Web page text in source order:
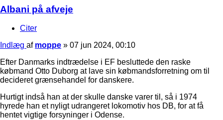
Albani på afveje
Citer
Indlæg af moppe » 07 jun 2024, 00:10
Efter Danmarks indtrædelse i EF besluttede den raske
købmand Otto Duborg at lave sin købmandsforretning om til
decideret grænsehandel for danskere.
Hurtigt indså han at der skulle danske varer til, så i 1974
hyrede han et nyligt udrangeret lokomotiv hos DB, for at få
hentet vigtige forsyninger i Odense.